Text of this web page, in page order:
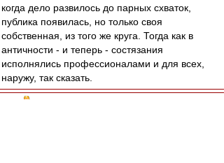
когда дело развилось до парных схваток,
публика появилась, но только своя
собственная, из того же круга. Тогда как в
античности - и теперь - состязания
исполнялись профессионалами и для всех,
наружу, так сказать.